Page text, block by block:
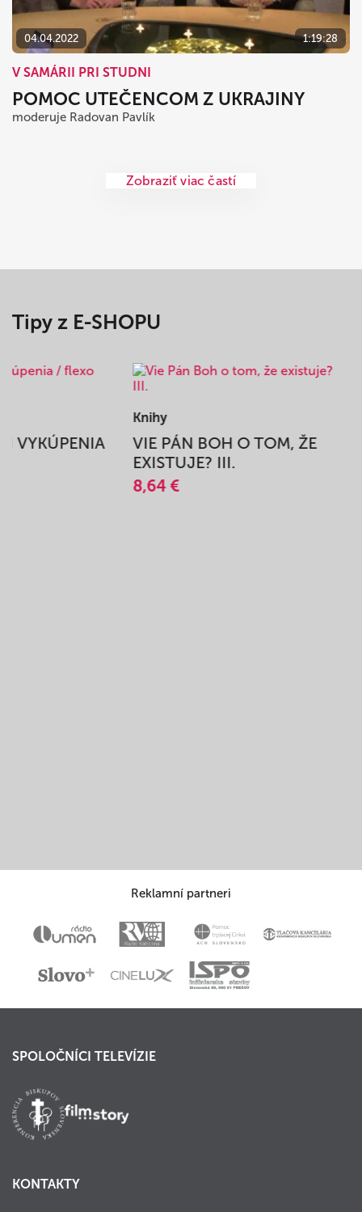
04.04.2022 1:19:28
V SAMÁRII PRI STUDNI
POMOC UTEČENCOM Z UKRAJINY
moderuje Radovan Pavlík
Zobraziť viac častí
Tipy z E-SHOPU
VYKÚPENIA
Knihy
VIE PÁN BOH O TOM, ŽE
EXISTUJE? III.
8,64 €
Reklamní partneri
SPOLOČNÍCI TELEVÍZIE
KONTAKTY